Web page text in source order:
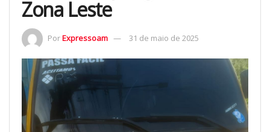
Zona Leste
PorExpressoam 31 de maio de 2025